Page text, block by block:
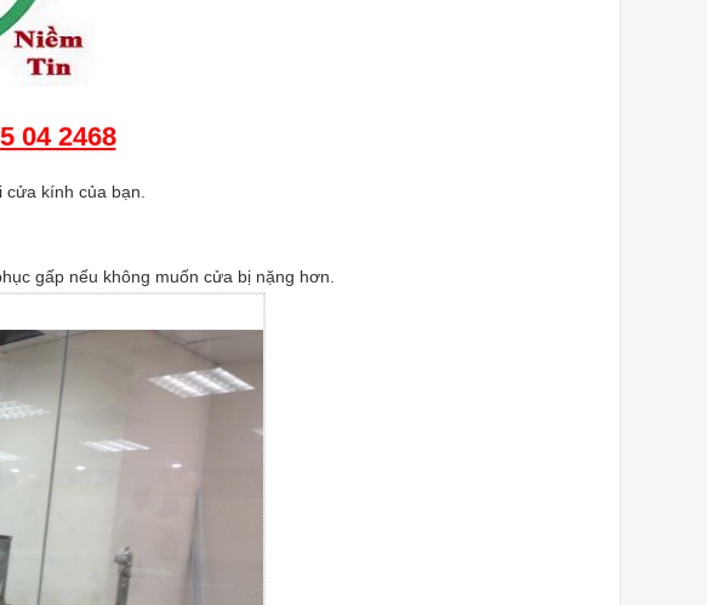
04 2468
kính của bạn.
gấp nếu không muốn cửa bị nặng hơn.